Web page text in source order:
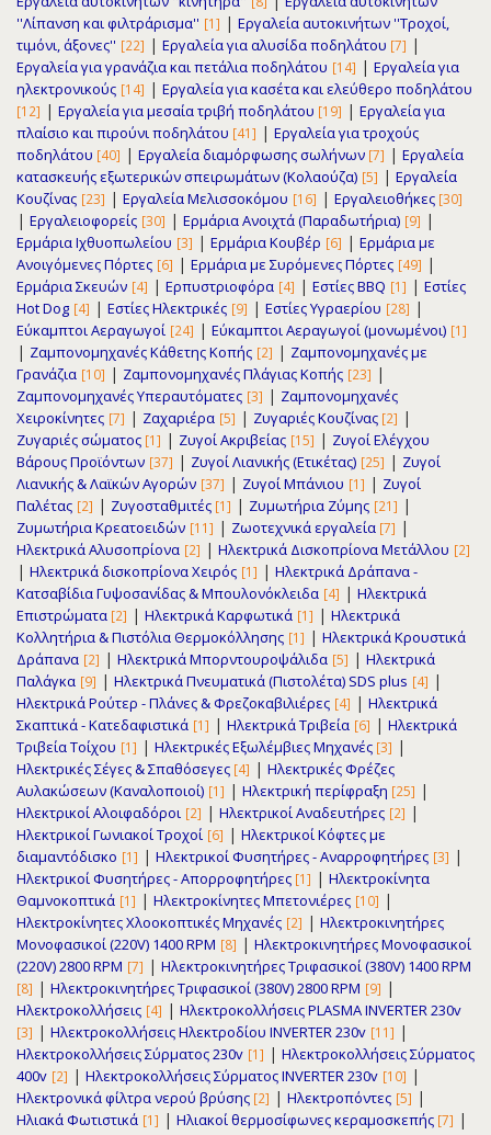
''Λίπανση και φιλτράρισμα'' [1] | Εργαλεία αυτοκινήτων ''Τροχοί,
τιμόνι, άξονες'' [22] | Εργαλεία για αλυσίδα ποδηλάτου [7] |
Εργαλεία για γρανάζια και πετάλια ποδηλάτου [14] | Εργαλεία για
ηλεκτρονικούς [14] | Εργαλεία για κασέτα και ελεύθερο ποδηλάτου
[12] | Εργαλεία για μεσαία τριβή ποδηλάτου [19] | Εργαλεία για
πλαίσιο και πιρούνι ποδηλάτου [41] | Εργαλεία για τροχούς
ποδηλάτου [40] | Εργαλεία διαμόρφωσης σωλήνων [7] | Εργαλεία
κατασκευής εξωτερικών σπειρωμάτων (Κολαούζα) [5] | Εργαλεία
Κουζίνας [23] | Εργαλεία Μελισσοκόμου [16] | Εργαλειοθήκες [30]
| Εργαλειοφορείς [30] | Ερμάρια Ανοιχτά (Παραδωτήρια) [9] |
Ερμάρια Ιχθυοπωλείου [3] | Ερμάρια Κουβέρ [6] | Ερμάρια με
Ανοιγόμενες Πόρτες [6] | Ερμάρια με Συρόμενες Πόρτες [49] |
Ερμάρια Σκευών [4] | Ερπυστριοφόρα [4] | Εστίες BBQ [1] | Εστίες
Hot Dog [4] | Εστίες Ηλεκτρικές [9] | Εστίες Υγραερίου [28] |
Εύκαμπτοι Αεραγωγοί [24] | Εύκαμπτοι Αεραγωγοί (μονωμένοι) [1]
| Ζαμπονομηχανές Κάθετης Κοπής [2] | Ζαμπονομηχανές με
Γρανάζια [10] | Ζαμπονομηχανές Πλάγιας Κοπής [23] |
Ζαμπονομηχανές Υπεραυτόματες [3] | Ζαμπονομηχανές
Χειροκίνητες [7] | Ζαχαριέρα [5] | Ζυγαριές Κουζίνας [2] |
Ζυγαριές σώματος [1] | Ζυγοί Ακριβείας [15] | Ζυγοί Ελέγχου
Βάρους Προϊόντων [37] | Ζυγοί Λιανικής (Ετικέτας) [25] | Ζυγοί
Λιανικής & Λαϊκών Αγορών [37] | Ζυγοί Μπάνιου [1] | Ζυγοί
Παλέτας [2] | Ζυγοσταθμιτές [1] | Ζυμωτήρια Ζύμης [21] |
Ζυμωτήρια Κρεατοειδών [11] | Ζωοτεχνικά εργαλεία [7] |
Ηλεκτρικά Αλυσοπρίονα [2] | Ηλεκτρικά Δισκοπρίονα Μετάλλου [2]
| Ηλεκτρικά δισκοπρίονα Χειρός [1] | Ηλεκτρικά Δράπανα -
Κατσαβίδια Γυψοσανίδας & Μπουλονόκλειδα [4] | Ηλεκτρικά
Επιστρώματα [2] | Ηλεκτρικά Καρφωτικά [1] | Ηλεκτρικά
Κολλητήρια & Πιστόλια Θερμοκόλλησης [1] | Ηλεκτρικά Κρουστικά
Δράπανα [2] | Ηλεκτρικά Μπορντουροψάλιδα [5] | Ηλεκτρικά
Παλάγκα [9] | Ηλεκτρικά Πνευματικά (Πιστολέτα) SDS plus [4] |
Ηλεκτρικά Ρούτερ - Πλάνες & Φρεζοκαβιλιέρες [4] | Ηλεκτρικά
Σκαπτικά - Κατεδαφιστικά [1] | Ηλεκτρικά Τριβεία [6] | Ηλεκτρικά
Τριβεία Τοίχου [1] | Ηλεκτρικές Εξωλέμβιες Μηχανές [3] |
Ηλεκτρικές Σέγες & Σπαθόσεγες [4] | Ηλεκτρικές Φρέζες
Αυλακώσεων (Καναλοποιοί) [1] | Ηλεκτρική περίφραξη [25] |
Ηλεκτρικοί Αλοιφαδόροι [2] | Ηλεκτρικοί Αναδευτήρες [2] |
Ηλεκτρικοί Γωνιακοί Τροχοί [6] | Ηλεκτρικοί Κόφτες με
διαμαντόδισκο [1] | Ηλεκτρικοί Φυσητήρες - Αναρροφητήρες [3] |
Ηλεκτρικοί Φυσητήρες - Απορροφητήρες [1] | Ηλεκτροκίνητα
Θαμνοκοπτικά [1] | Ηλεκτροκίνητες Μπετονιέρες [10] |
Ηλεκτροκίνητες Χλοοκοπτικές Μηχανές [2] | Ηλεκτροκινητήρες
Μονοφασικοί (220V) 1400 RPM [8] | Ηλεκτροκινητήρες Μονοφασικοί
(220V) 2800 RPM [7] | Ηλεκτροκινητήρες Τριφασικοί (380V) 1400 RPM
[8] | Ηλεκτροκινητήρες Τριφασικοί (380V) 2800 RPM [9] |
Ηλεκτροκολλήσεις [4] | Ηλεκτροκολλήσεις PLASMA INVERTER 230v
[3] | Ηλεκτροκολλήσεις Ηλεκτροδίου INVERTER 230v [11] |
Ηλεκτροκολλήσεις Σύρματος 230v [1] | Ηλεκτροκολλήσεις Σύρματος
400v [2] | Ηλεκτροκολλήσεις Σύρματος INVERTER 230v [10] |
Ηλεκτρονικά φίλτρα νερού βρύσης [2] | Ηλεκτροπόντες [5] |
Ηλιακά Φωτιστικά [1] | Ηλιακοί θερμοσίφωνες κεραμοσκεπής [7] |